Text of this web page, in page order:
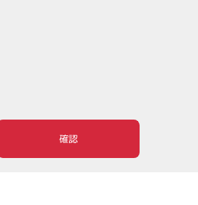
確認